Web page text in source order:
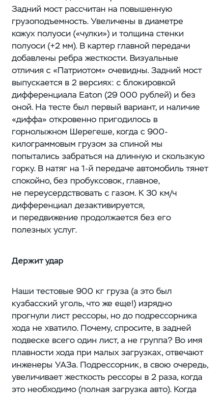
Задний мост рассчитан на повышенную
грузоподъемность. Увеличены в диаметре
кожух полуоси («чулки») и толщина стенки
полуоси (+2 мм). В картер главной передачи
добавлены ребра жесткости. Визуальные
отличия с «Патриотом» очевидны. Задний мост
выпускается в 2 версиях: с блокировкой
дифференциала Eaton (29 000 рублей) и без
оной. На тесте был первый вариант, и наличие
«диффа» откровенно пригодилось в
горнолыжном Шерегеше, когда с 900-
килограммовым грузом за спиной мы
попытались забраться на длинную и скользкую
горку. В натяг на 1-й передаче автомобиль тянет
спокойно, без пробуксовок, главное,
не переусердствовать с газом. К 30 км/ч
дифференциал дезактивируется,
и передвижение продолжается без его
полезных услуг.
Держит удар
Наши тестовые 900 кг груза (а это был
кузбасский уголь, что же еще!) изрядно
прогнули лист рессоры, но до подрессорника
хода не хватило. Почему, спросите, в задней
подвеске всего один лист, а не группа? Во имя
плавности хода при малых загрузках, отвечают
инженеры УАЗа. Подрессорник, в свою очередь,
увеличивает жесткость рессоры в 2 раза, когда
это необходимо (полная загрузка авто). Когда